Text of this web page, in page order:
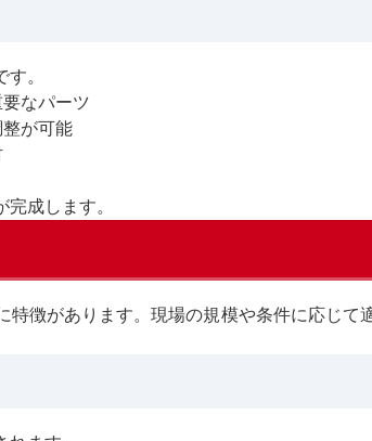
。
なパーツ
が可能
成します。
徴があります。現場の規模や条件に応じて